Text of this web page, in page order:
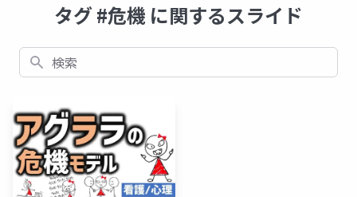
タグ #危機 に関するスライド
検索